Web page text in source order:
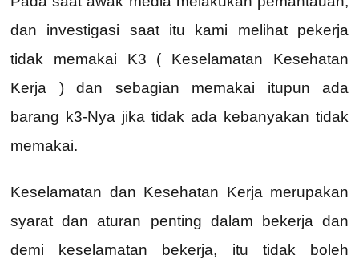
dan investigasi saat itu kami melihat pekerja
tidak memakai K3 ( Keselamatan Kesehatan
Kerja ) dan sebagian memakai itupun ada
barang k3-Nya jika tidak ada kebanyakan tidak
memakai.
Keselamatan dan Kesehatan Kerja merupakan
syarat dan aturan penting dalam bekerja dan
demi keselamatan bekerja, itu tidak boleh